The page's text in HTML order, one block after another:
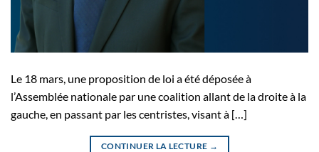
Le 18 mars, une proposition de loi a été déposée à
l’Assemblée nationale par une coalition allant de la droite à la
gauche, en passant par les centristes, visant à […]
CONTINUER LA LECTURE →